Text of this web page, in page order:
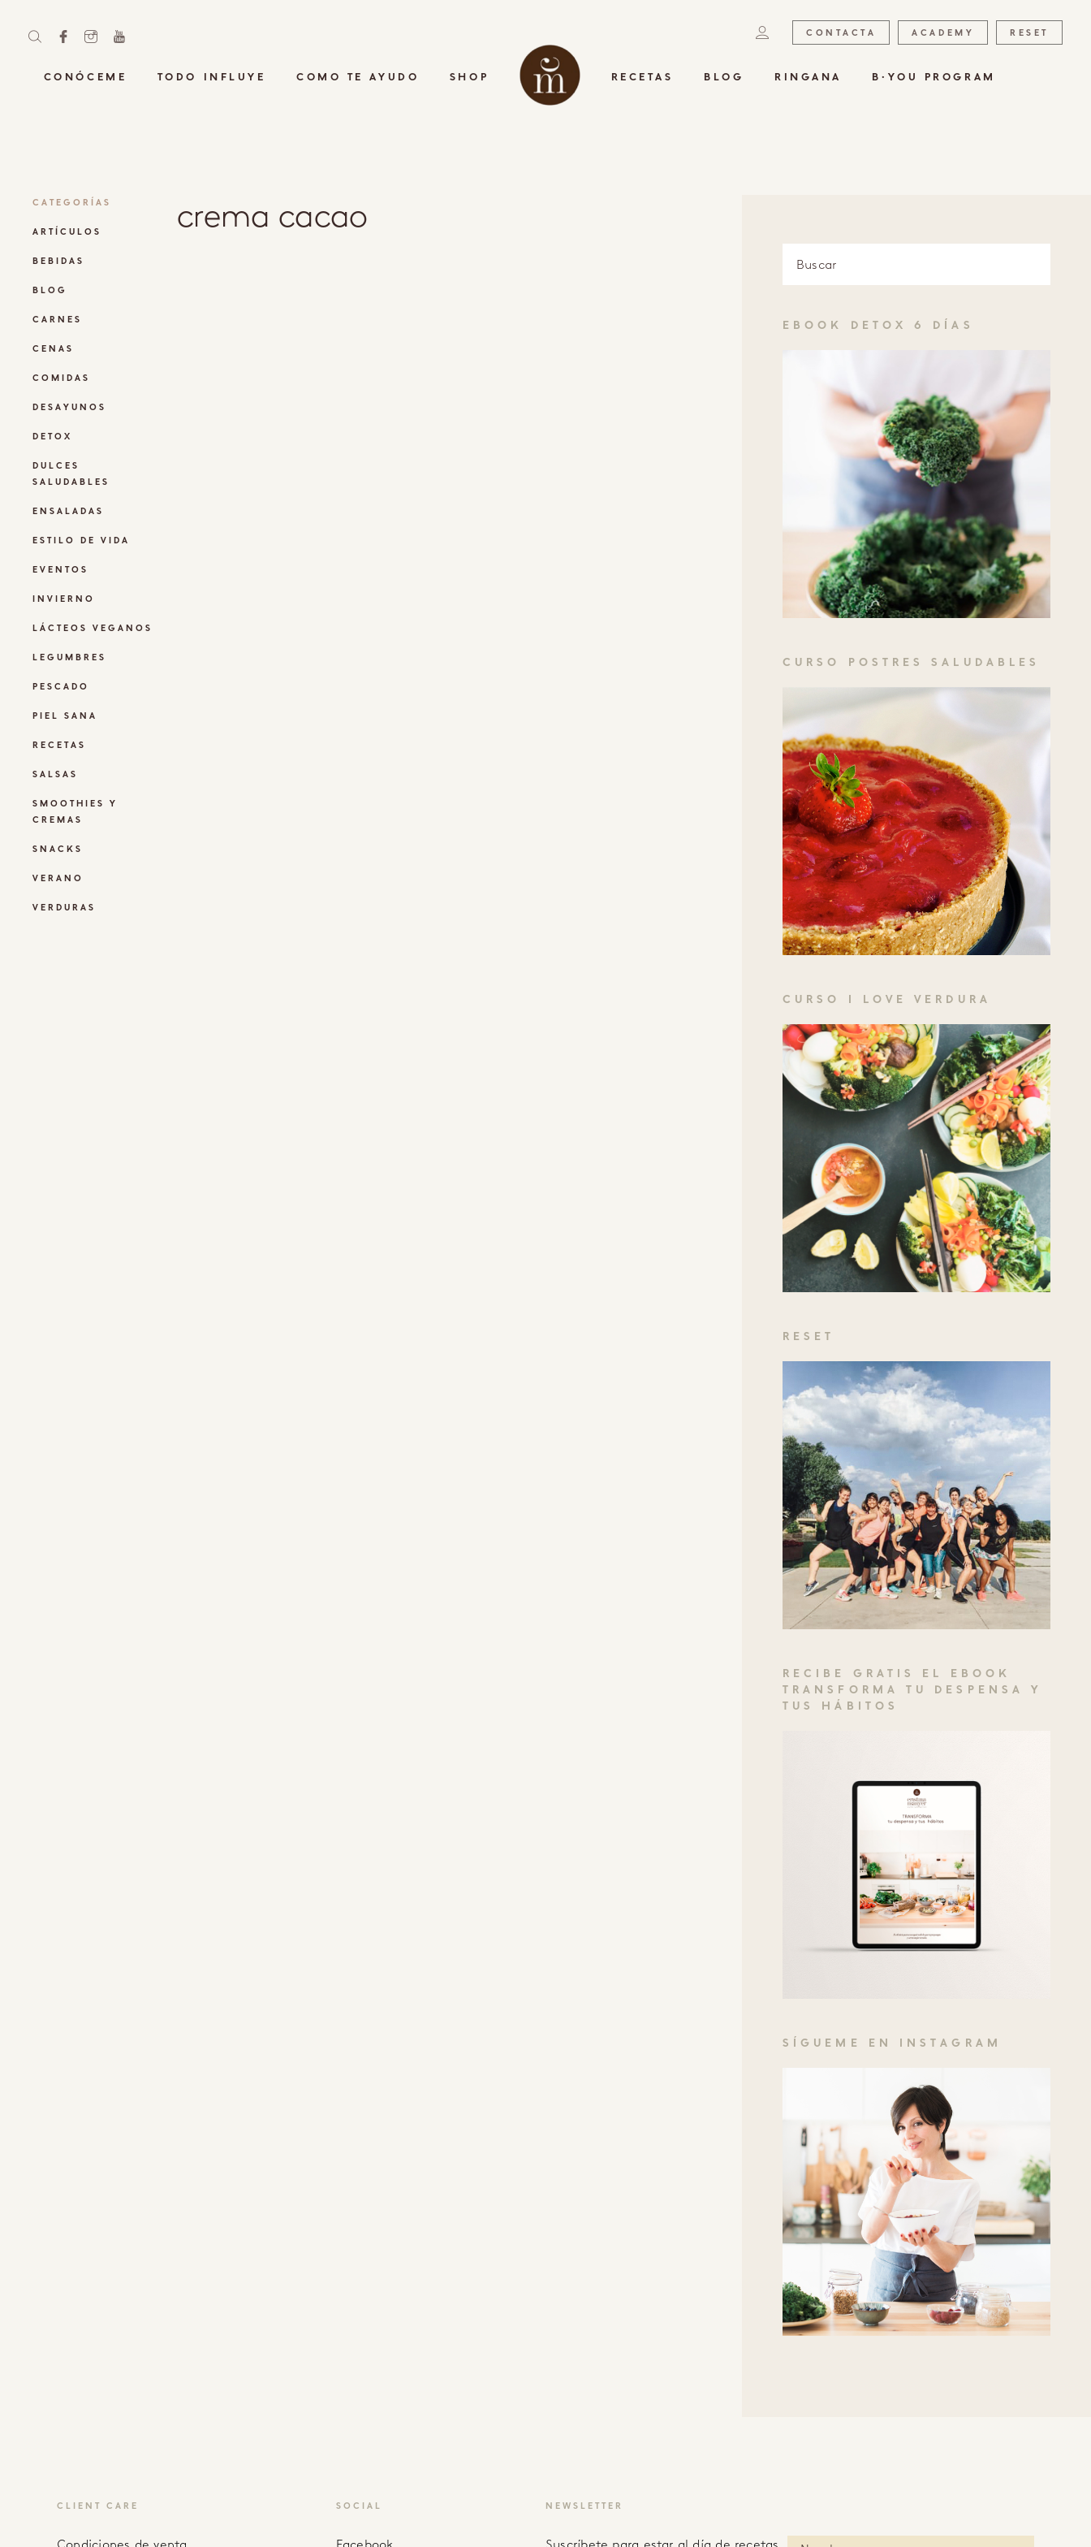
CONTACTA ACADEMY RESET
CONÓCEME TODO INFLUYE COMO TE AYUDO SHOP RECETAS BLOG RINGANA B·YOU PROGRAM
CATEGORÍAS
ARTÍCULOS
BEBIDAS
BLOG
CARNES
CENAS
COMIDAS
DESAYUNOS
DETOX
DULCES
SALUDABLES
ENSALADAS
ESTILO DE VIDA
EVENTOS
INVIERNO
LÁCTEOS VEGANOS
LEGUMBRES
PESCADO
PIEL SANA
RECETAS
SALSAS
SMOOTHIES Y
CREMAS
SNACKS
VERANO
VERDURAS
crema cacao
EBOOK DETOX 6 DÍAS
CURSO POSTRES SALUDABLES
CURSO I LOVE VERDURA
RESET
RECIBE GRATIS EL EBOOK
TRANSFORMA TU DESPENSA Y
TUS HÁBITOS
SÍGUEME EN INSTAGRAM
CLIENT CARE SOCIAL NEWSLETTER